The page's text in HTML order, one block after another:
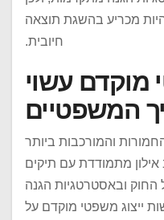
מכריע בהשגת תוצאה
חיובית.‏
מוקדם עשוי
המשפטיים‏
והמורכבות ביותר
מתמודדת עם תיקים
ובאסטרטגיות הגנה
ייצוג משפטי מוקדם על